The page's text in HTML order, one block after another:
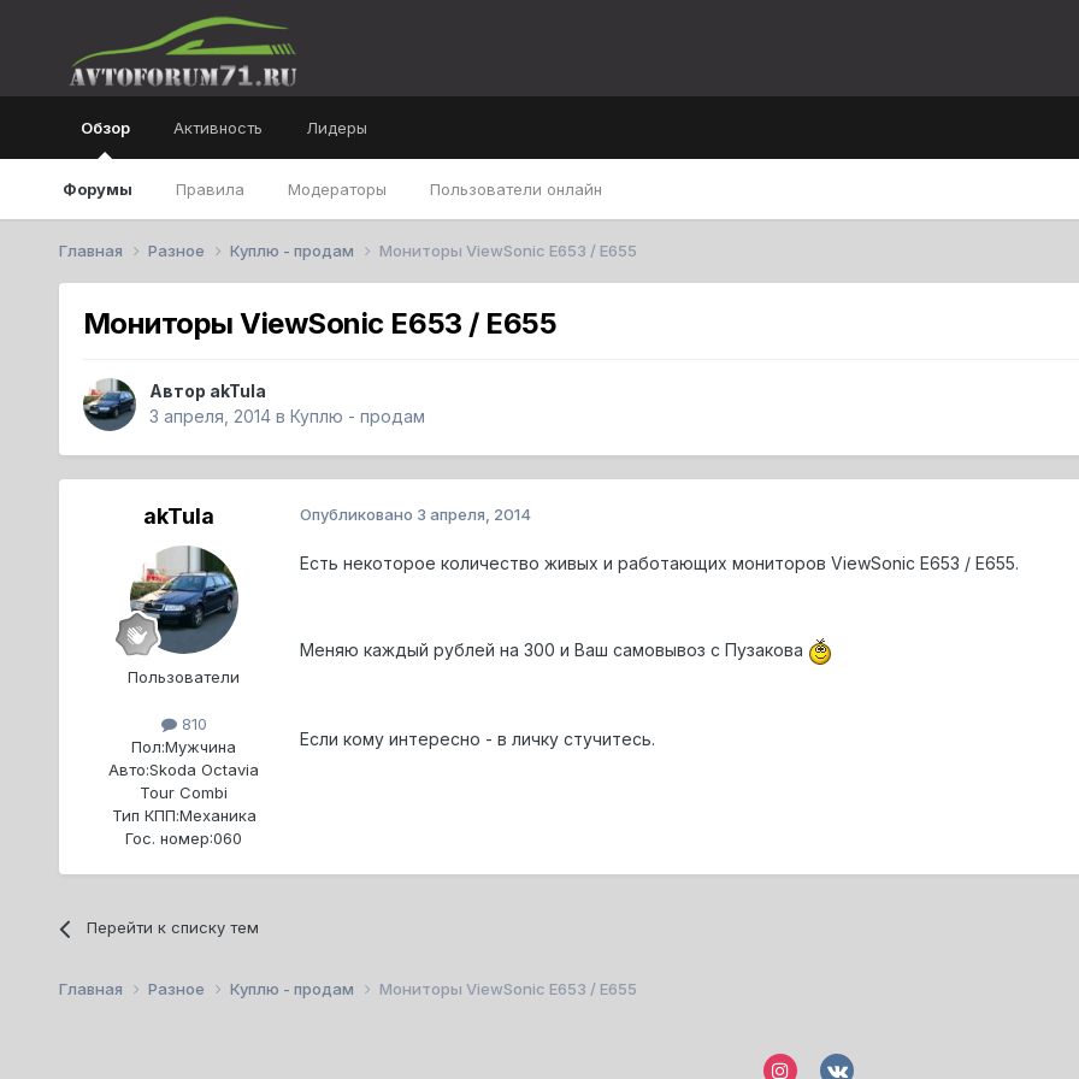
Обзор
Форумы Правила Модераторы Пользователи онлайн
Активность Лидеры
Главная Разное Куплю - продам Мониторы ViewSonic E653 / E655
Мониторы ViewSonic E653 / E655
Автор akTula
3 апреля, 2014в Куплю - продам
akTula
Пользователи
810
Пол:Мужчина
Авто:Skoda Octavia
Tour Combi
Тип КПП:Механика
Гос. номер:060
Опубликовано 3 апреля, 2014
Есть некоторое количество живых и работающих мониторов ViewSonic E653 / E655.
Меняю каждый рублей на 300 и Ваш самовывоз с Пузакова
Если кому интересно - в личку стучитесь.
Перейти к списку тем
Главная Разное Куплю - продам Мониторы ViewSonic E653 / E655